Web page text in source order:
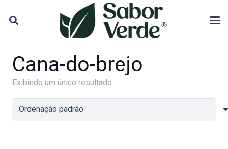
Cana-do-brejo
Exibindo um único resultado